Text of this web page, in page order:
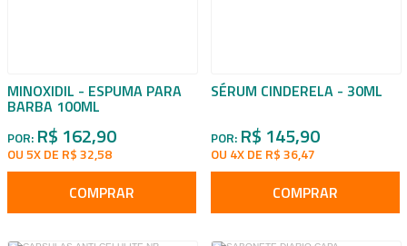
MINOXIDIL - ESPUMA PARA
BARBA 100ML
POR: R$ 162,90
OU 5X DE R$ 32,58
COMPRAR
SÉRUM CINDERELA - 30ML
POR: R$ 145,90
OU 4X DE R$ 36,47
COMPRAR